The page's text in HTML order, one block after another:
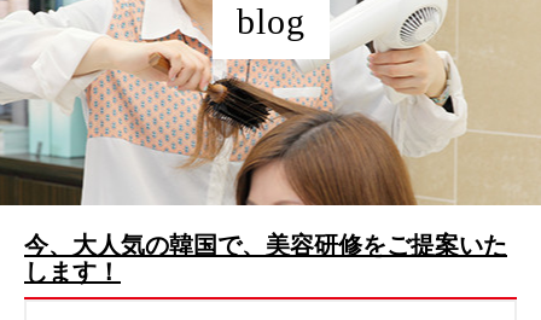
blog
今、大人気の韓国で、美容研修をご提案いた
します！